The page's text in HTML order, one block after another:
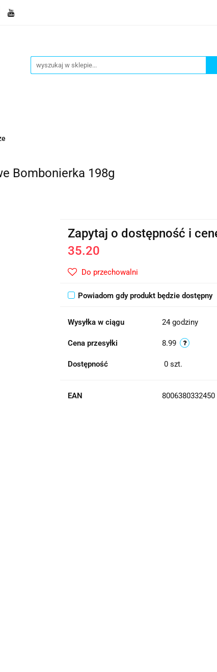
Bombonierka 198g
Zapytaj o dostępność i
35.20
Do przechowalni
Powiadom gdy produkt będzie dostępny
Wysyłka w ciągu 24 godziny
Cena przesyłki 8.99
Dostępność 0 szt.
EAN 8006380332450